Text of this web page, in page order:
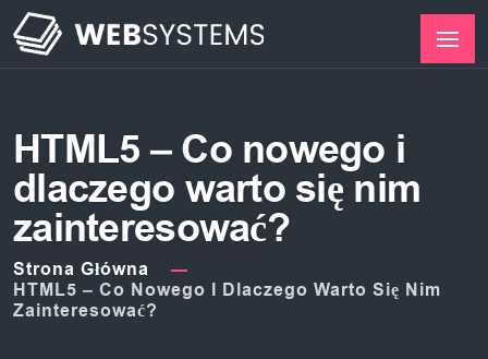
HTML5 – Co nowego i
dlaczego warto się nim
zainteresować?
Strona Główna
HTML5 – Co Nowego I Dlaczego Warto Się Nim
Zainteresować?